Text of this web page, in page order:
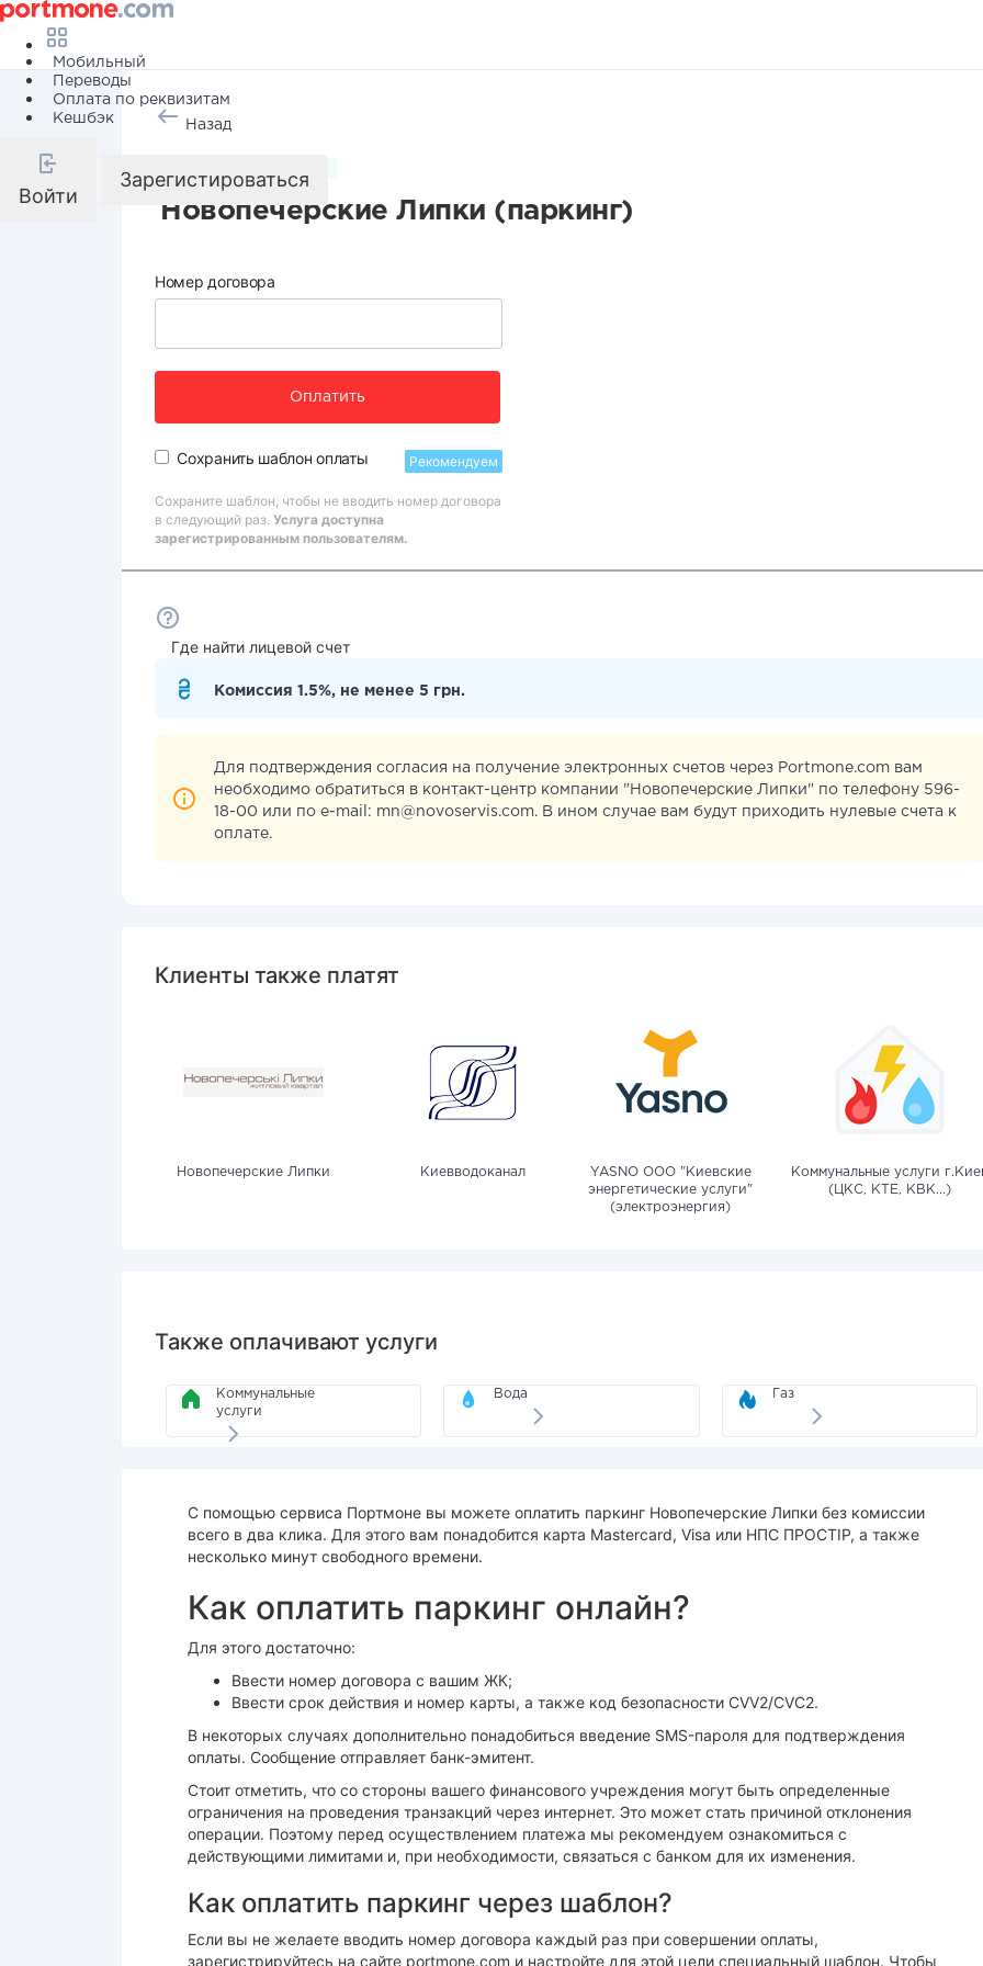
Мобильный
Переводы
Оплата по реквизитам
Кешбэк
Войти
Зарегистироваться
Назад
Новопечерские Липки (паркинг)
Номер договора
Оплатить
Сохранить шаблон оплаты Рекомендуем
Сохраните шаблон, чтобы не вводить номер договора
в следующий раз. Услуга доступна
зарегистрированным пользователям.
Где найти лицевой счет
Комиссия 1.5%, не менее 5 грн.
Для подтверждения согласия на получение электронных счетов через Portmone.com вам
необходимо обратиться в контакт-центр компании "Новопечерские Липки" по телефону 596-
18-00 или по e-mail: mn@novoservis.com. В ином случае вам будут приходить нулевые счета к
оплате.
Клиенты также платят
Новопечерские Липки Киевводоканал
YASNO OOO "Киевские
энергетические услуги"
(электроэнергия)
Коммунальные услуги
(ЦКС, КТЕ, КВК...)
Также оплачивают услуги
Коммунальные
услуги
Вода Газ
С помощью сервиса Портмоне вы можете оплатить паркинг Новопечерские Липки без комиссии
всего в два клика. Для этого вам понадобится карта Mastercard, Visa или НПС ПРОСТІР, а также
несколько минут свободного времени.
Как оплатить паркинг онлайн?
Для этого достаточно:
Ввести номер договора с вашим ЖК;
Ввести срок действия и номер карты, а также код безопасности CVV2/CVC2.
В некоторых случаях дополнительно понадобиться введение SMS-пароля для подтверждения
оплаты. Сообщение отправляет банк-эмитент.
Стоит отметить, что со стороны вашего финансового учреждения могут быть определенные
ограничения на проведения транзакций через интернет. Это может стать причиной отклонения
операции. Поэтому перед осуществлением платежа мы рекомендуем ознакомиться с
действующими лимитами и, при необходимости, связаться с банком для их изменения.
Как оплатить паркинг через шаблон?
Если вы не желаете вводить номер договора каждый раз при совершении оплаты,
зарегистрируйтесь на сайте portmone.com и настройте для этой цели специальный шаблон. Чтобы